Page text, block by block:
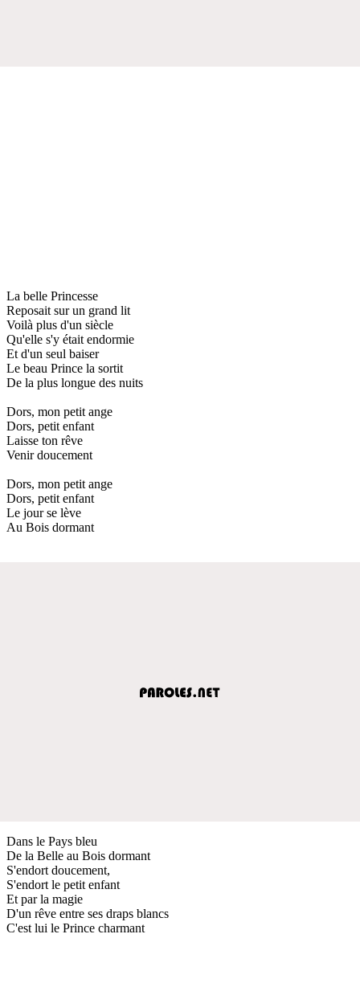
La belle Princesse
Reposait sur un grand lit
Voilà plus d'un siècle
Qu'elle s'y était endormie
Et d'un seul baiser
Le beau Prince la sortit
De la plus longue des nuits
Dors, mon petit ange
Dors, petit enfant
Laisse ton rêve
Venir doucement
Dors, mon petit ange
Dors, petit enfant
Le jour se lève
Au Bois dormant
Dans le Pays bleu
De la Belle au Bois dormant
S'endort doucement,
S'endort le petit enfant
Et par la magie
D'un rêve entre ses draps blancs
C'est lui le Prince charmant